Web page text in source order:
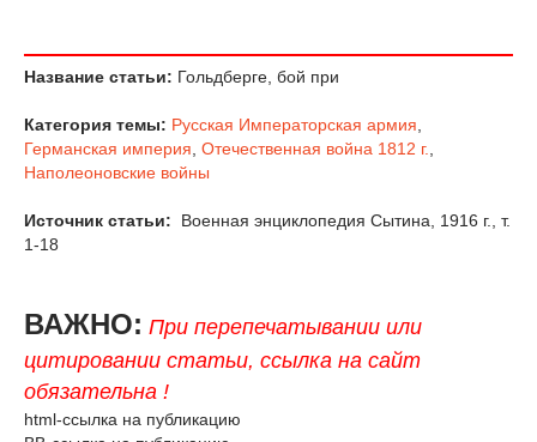
Название статьи: Гольдберге, бой при
Категория темы: Русская Императорская армия
Германская империя Отечественная война 1812 г.
Наполеоновские войны
Источник статьи:
Военная энциклопедия Сытина, 1916 г., т.
1-18
ВАЖНО: При перепечатывании или
цитировании статьи, ссылка на сайт
обязательна !
html-ссылка на публикацию